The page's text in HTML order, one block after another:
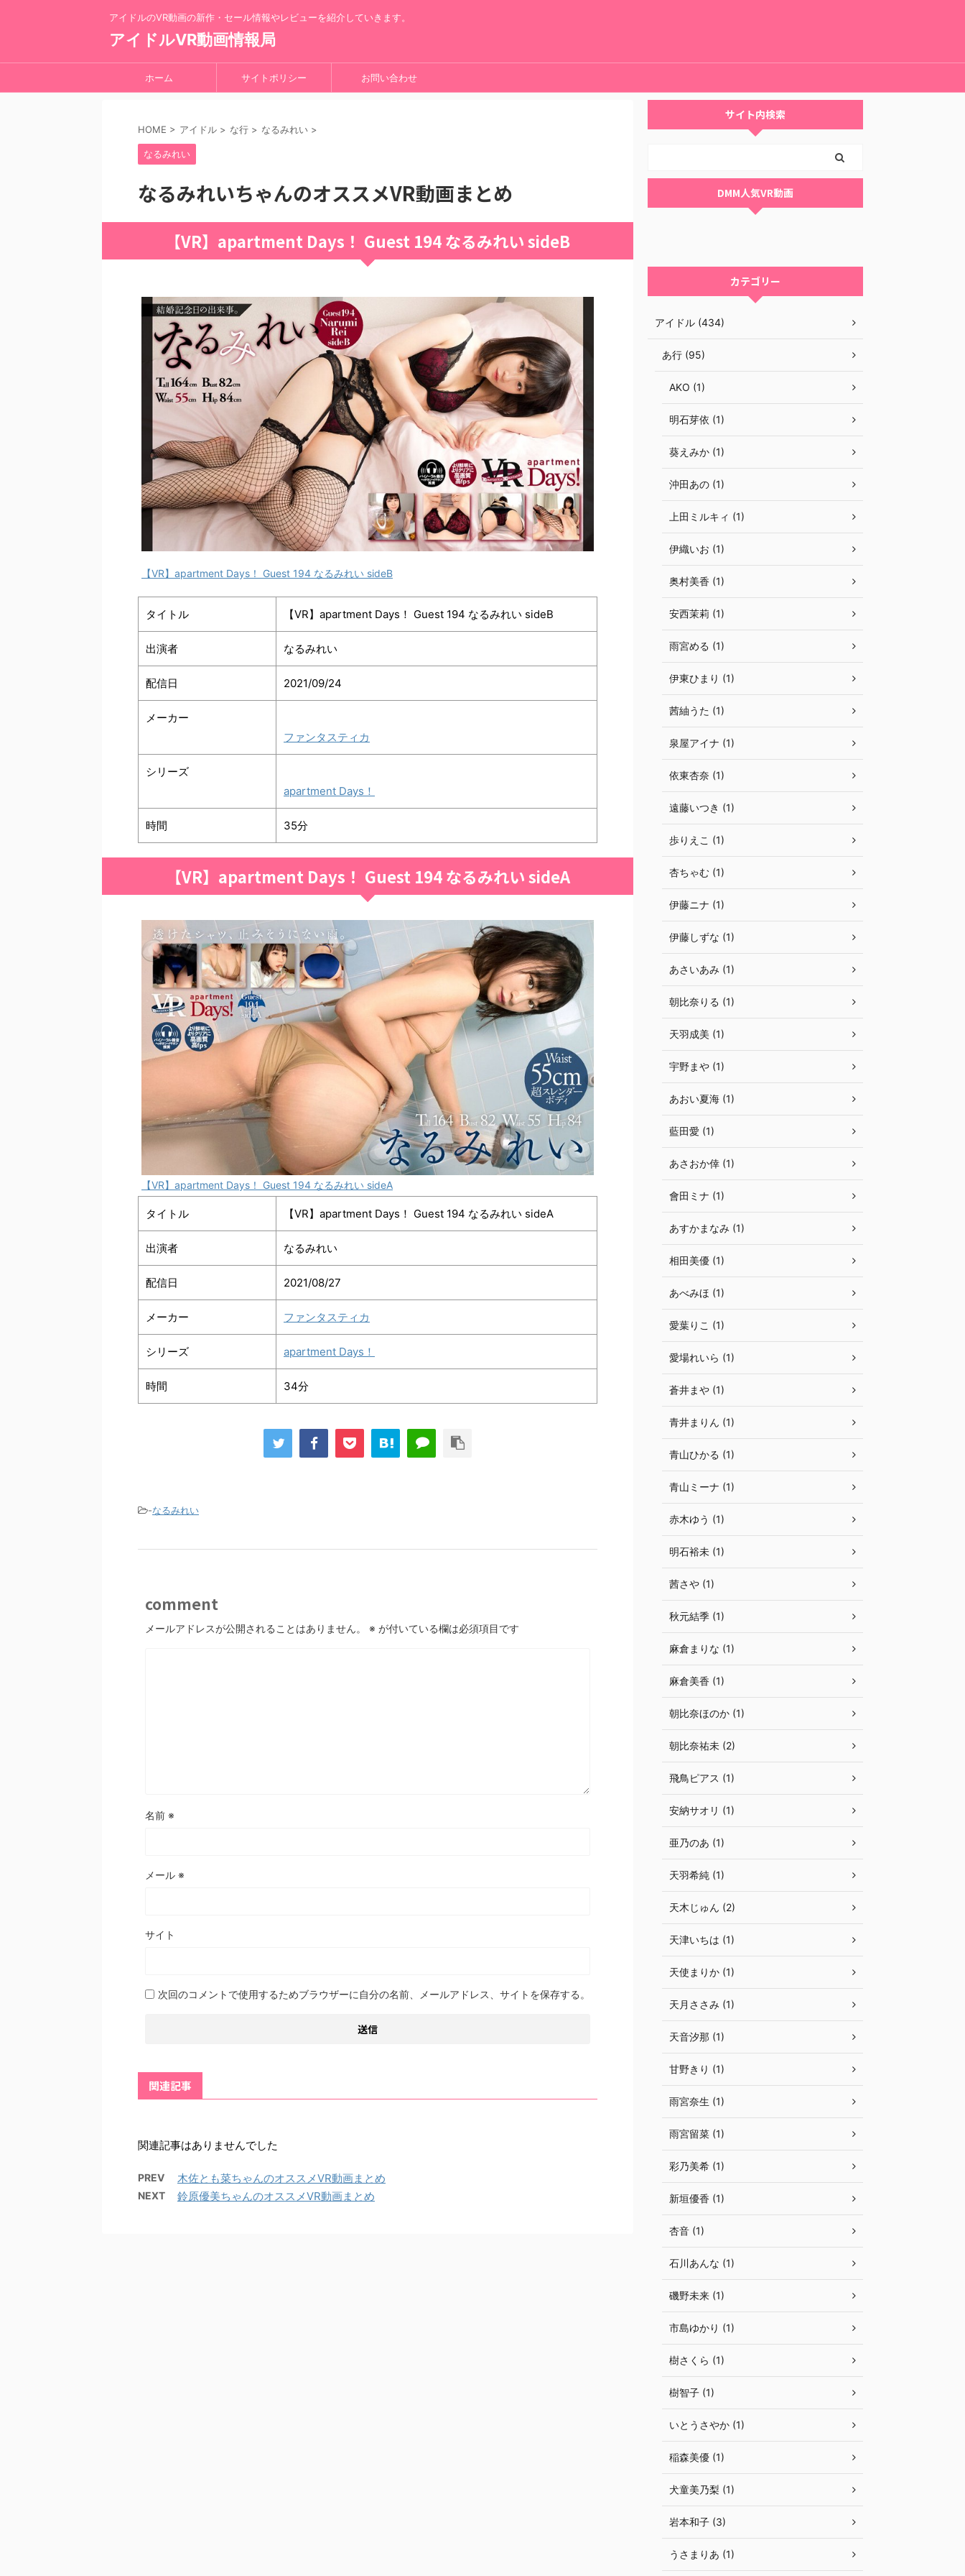
アイドルのVR動画の新作・セール情報やレビューを紹介していきます。
アイドルVR動画情報局
ホーム サイトポリシー お問い合わせ
HOME > アイドル > な行 > なるみれい >
なるみれい
なるみれいちゃんのオススメVR動画まとめ
【VR】apartment Days！ Guest 194 なるみれい sideB
【VR】apartment Days！ Guest 194 なるみれい sideB
タイトル 【VR】apartment Days！ Guest 194 なるみれい sideB
出演者 なるみれい
配信日 2021/09/24
メーカー
ファンタスティカ
シリーズ
apartment Days！
時間 35分
【VR】apartment Days！ Guest 194 なるみれい sideA
【VR】apartment Days！ Guest 194 なるみれい sideA
タイトル 【VR】apartment Days！ Guest 194 なるみれい sideA
出演者 なるみれい
配信日 2021/08/27
メーカー ファンタスティカ
シリーズ apartment Days！
時間 34分
-なるみれい
comment
メールアドレスが公開されることはありません。 ※ が付いている欄は必須項目です
名前 ※
メール ※
サイト
次回のコメントで使用するためブラウザーに自分の名前、メールアドレス、サイトを保存する。
関連記事
関連記事はありませんでした
PREV 木佐とも菜ちゃんのオススメVR動画まとめ
NEXT 鈴原優美ちゃんのオススメVR動画まとめ
サイト内検索
DMM人気VR動画
カテゴリー
アイドル (434)
あ行 (95)
AKO (1)
明石芽依 (1)
葵えみか (1)
沖田あの (1)
上田ミルキィ (1)
伊織いお (1)
奥村美香 (1)
安西茉莉 (1)
雨宮める (1)
伊東ひまり (1)
茜紬うた (1)
泉屋アイナ (1)
依東杏奈 (1)
遠藤いつき (1)
歩りえこ (1)
杏ちゃむ (1)
伊藤ニナ (1)
伊藤しずな (1)
あさいあみ (1)
朝比奈りる (1)
天羽成美 (1)
宇野まや (1)
あおい夏海 (1)
藍田愛 (1)
あさおか倖 (1)
會田ミナ (1)
あすかまなみ (1)
相田美優 (1)
あべみほ (1)
愛葉りこ (1)
愛場れいら (1)
蒼井まや (1)
青井まりん (1)
青山ひかる (1)
青山ミーナ (1)
赤木ゆう (1)
明石裕未 (1)
茜さや (1)
秋元結季 (1)
麻倉まりな (1)
麻倉美香 (1)
朝比奈ほのか (1)
朝比奈祐未 (2)
飛鳥ピアス (1)
安納サオリ (1)
亜乃のあ (1)
天羽希純 (1)
天木じゅん (2)
天津いちは (1)
天使まりか (1)
天月ささみ (1)
天音汐那 (1)
甘野きり (1)
雨宮奈生 (1)
雨宮留菜 (1)
彩乃美希 (1)
新垣優香 (1)
杏音 (1)
石川あんな (1)
磯野未来 (1)
市島ゆかり (1)
樹さくら (1)
樹智子 (1)
いとうさやか (1)
稲森美優 (1)
犬童美乃梨 (1)
岩本和子 (3)
うさまりあ (1)